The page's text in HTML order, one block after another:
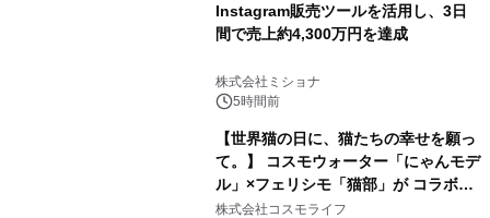
Instagram販売ツールを活用し、3日
間で売上約4,300万円を達成
株式会社ミショナ
5時間前
【世界猫の日に、猫たちの幸せを願っ
て。】 コスモウォーター「にゃんモデ
ル」×フェリシモ「猫部」が コラボキ
ャンペーンを実施
株式会社コスモライフ